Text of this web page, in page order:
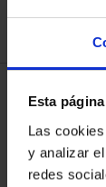
Esta
Las
y analizar
redes